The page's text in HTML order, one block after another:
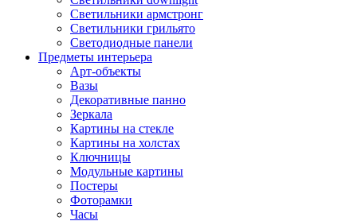
Светильники армстронг
Светильники грильято
Светодиодные панели
Предметы интерьера
Арт-объекты
Вазы
Декоративные панно
Зеркала
Картины на стекле
Картины на холстах
Ключницы
Модульные картины
Постеры
Фоторамки
Часы